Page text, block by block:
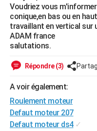
HIGH-TECH
Mobiles
Meilleur smartphone
Internet
Ordinateurs
Jeux vidéo
Guide high-tech
+BRICOLAGE
Forum
Aménagement intérieur
Extérieur
Cuisine
Salle de bains
Jardinage
Rangement
WEEK-END
Guides de France
Escapades
Patrimoine
Expositions
Musées
Week-end nature
LIFESTYLE
SANTE
Alimentation
Guide de la santé
Maladies
Médicaments
Sommeil
VOYAGE
Destinations
City break
Voyage nature
Voyage de noces
Forum
Climat
+PHOTO
Voudriez vous
conique,en bas ou en
travaillant en vertical sur
ADAM france
salutations.
Répondre (3)
A voir également:
Roulement moteur
Defaut moteur 207
Defaut moteur ds4 ✓